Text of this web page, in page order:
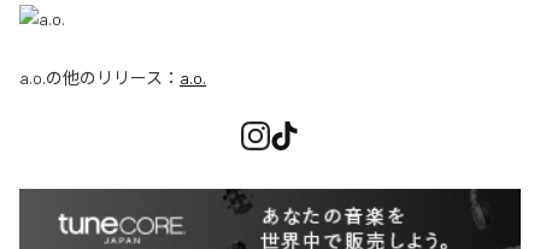
a.o.の他のリリース： a.o.